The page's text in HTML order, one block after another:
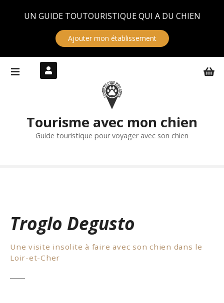
UN GUIDE TOUTOURISTIQUE QUI A DU CHIEN
Ajouter mon établissement
Tourisme avec mon chien
Guide touristique pour voyager avec son chien
Troglo Degusto
Une visite insolite à faire avec son chien dans le
Loir-et-Cher